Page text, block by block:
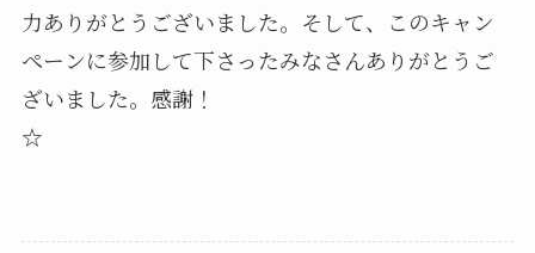
力ありがとうございました。そして、このキャン
ペーンに参加して下さったみなさんありがとうご
ざいました。感謝！
☆